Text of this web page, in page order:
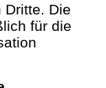
Dritte. Die
für die